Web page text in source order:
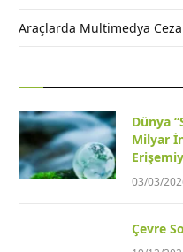
Araçlarda Multimedya
Dünya
Milyar
03/03/
Çevre